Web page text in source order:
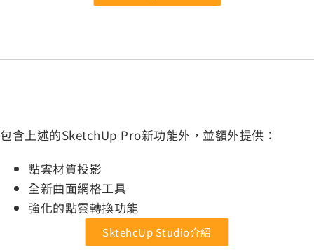
包含上述的SketchUp Pro新功能外，並額外提供：
點雲材質投影
全新曲面網格工具
強化的點雲轉換功能
SktehcUp Studio介紹